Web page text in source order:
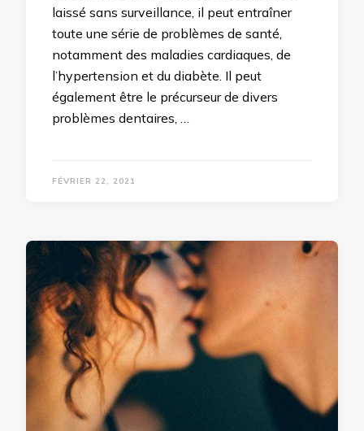
laissé sans surveillance, il peut entraîner
toute une série de problèmes de santé,
notamment des maladies cardiaques, de
l’hypertension et du diabète. Il peut
également être le précurseur de divers
problèmes dentaires, …
FÉVRIER 22, 2021